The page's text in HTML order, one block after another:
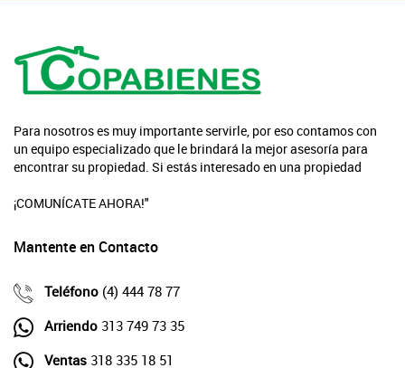
Para nosotros es muy importante servirle, por eso contamos con
un equipo especializado que le brindará la mejor asesoría para
encontrar su propiedad. Si estás interesado en una propiedad
¡COMUNÍCATE AHORA!"
Mantente en Contacto
Teléfono (4) 444 78 77
Arriendo 313 749 73 35
Ventas 318 335 18 51